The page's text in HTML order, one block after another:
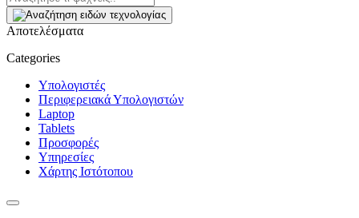
Αποτελέσματα
Categories
Υπολογιστές
Περιφερειακά Υπολογιστών
Laptop
Tablets
Προσφορές
Υπηρεσίες
Χάρτης Ιστότοπου